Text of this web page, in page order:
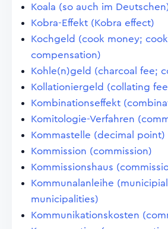
Koala (so auch im
Kobra-Effekt (Kobra effect)
Kochgeld (cook money;
compensation)
Kohle(n)geld (charcoal fee;
Kollationiergeld (collating
Kombinationseffekt
Komitologie-Verfahren
Kommastelle (decimal point)
Kommission (commission)
Kommissionshaus
Kommunalanleihe
municipalities)
Kommunikationskosten